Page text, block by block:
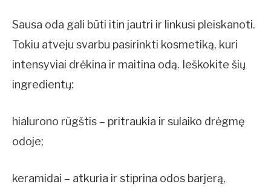
Sausa oda gali būti itin jautri ir linkusi pleiskanoti.
Tokiu atveju svarbu pasirinkti kosmetiką, kuri
intensyviai drėkina ir maitina odą. Ieškokite šių
ingredientų:
hialurono rūgštis – pritraukia ir sulaiko drėgmę
odoje;
keramidai – atkuria ir stiprina odos barjerą,